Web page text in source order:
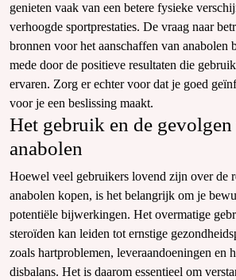
genieten vaak van een betere fysieke
verhoogde sportprestaties. De vraag naar
bronnen voor het aanschaffen van anabolen
mede door de positieve resultaten die
ervaren. Zorg er echter voor dat je goed
voor je een beslissing maakt.
Het gebruik en de gevolgen
anabolen
Hoewel veel gebruikers lovend zijn over de
anabolen kopen, is het belangrijk om je
potentiële bijwerkingen. Het overmatige
steroïden kan leiden tot ernstige
zoals hartproblemen, leveraandoeningen en
disbalans. Het is daarom essentieel om